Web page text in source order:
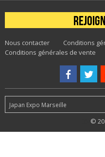
Nous contacter
Conditions
Conditions générales de vente
Japan Expo Marseille
©